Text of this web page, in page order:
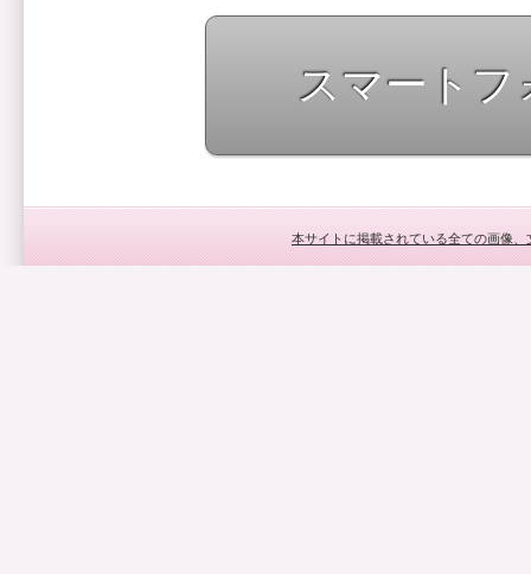
スマート
本サイトに掲載されている全ての画像